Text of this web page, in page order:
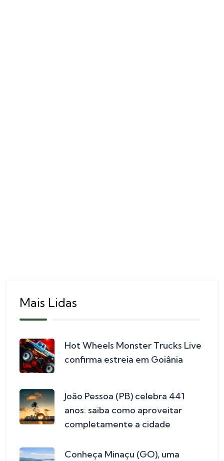
Mais Lidas
Hot Wheels Monster Trucks Live
confirma estreia em Goiânia
João Pessoa (PB) celebra 441
anos: saiba como aproveitar
completamente a cidade
Conheça Minaçu (GO), uma